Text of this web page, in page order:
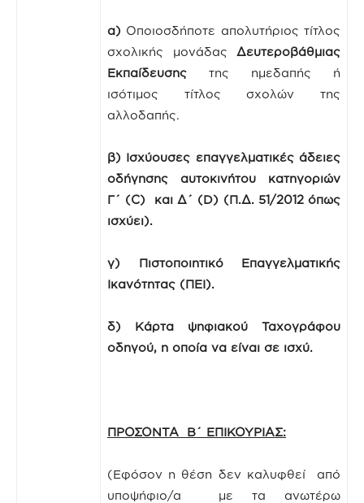
α) Οποιοσδήποτε απολυτήριος τίτλος
σχολικής μονάδας Δευτεροβάθμιας
Εκπαίδευσης της ημεδαπής ή
ισότιμος τίτλος σχολών της
αλλοδαπής.
β) Ισχύουσες επαγγελματικές άδειες
οδήγησης αυτοκινήτου κατηγοριών
Γ΄ (C) και Δ΄ (D) (Π.Δ. 51/2012 όπως
ισχύει).
γ) Πιστοποιητικό
Επαγγελματικής
Ικανότητας (ΠΕΙ).
δ) Κάρτα ψηφιακού Ταχογράφου
οδηγού, η οποία να είναι σε ισχύ.
ΠΡΟΣΟΝΤΑ Β΄ ΕΠΙΚΟΥΡΙΑΣ:
(Εφόσον η θέση δεν καλυφθεί από
υποψήφιο/α με τα ανωτέρω